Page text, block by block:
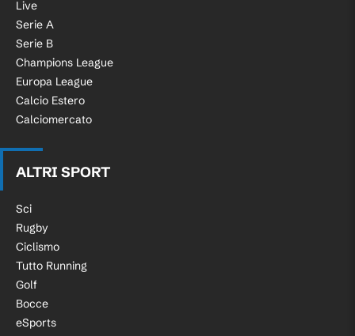
Live
Serie A
Serie B
Champions League
Europa League
Calcio Estero
Calciomercato
ALTRI SPORT
Sci
Rugby
Ciclismo
Tutto Running
Golf
Bocce
eSports